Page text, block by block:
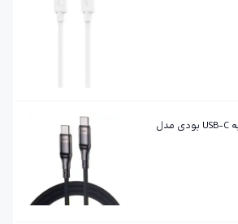
کابل شارژ کنفی ‌USB-C به ‌USB-C بودی مدل